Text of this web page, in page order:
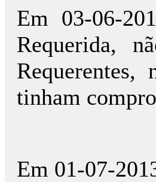
Em 03-06-
Requerida,
Requerentes,
tinham
Em 01-07-